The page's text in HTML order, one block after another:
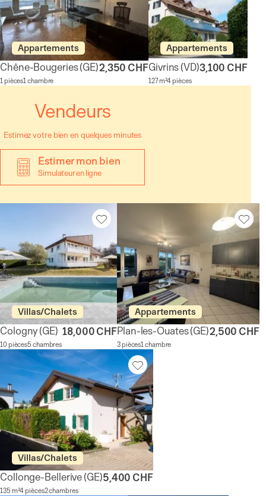
Appartements
Chêne-Bougeries(GE)
1 pièces1 chambre
2,350 CHF
Appartements
Givrins(VD)
127 m²4 pièces
3,100 CHF
Vendeurs
Estimez votre bien en quelques minutes
Estimer mon bien
Simulateur en ligne
Villas/Chalets
Cologny(GE)
10 pièces5 chambres
18,000 CHF
Appartements
Plan-les-Ouates(GE)
3 pièces1 chambre
2,500 CHF
Villas/Chalets
Collonge-Bellerive(GE)
135 m²4 pièces2 chambres
5,400 CHF